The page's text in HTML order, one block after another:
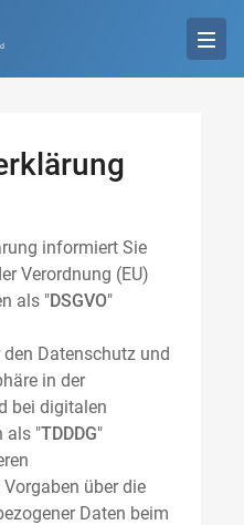
informiert Sie
Verordnung (EU)
als "DSGVO"
Datenschutz und
in der
bei digitalen
als "TDDDG"
über die
Daten beim